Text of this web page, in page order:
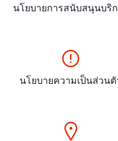
นโยบายการสนับสนุนบริ
นโยบายความเป็นส่วนตั